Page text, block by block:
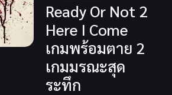
Ready Or Not 2
Here I Come
เกมพร้อมตาย 2
เกมมรณะสุด
ระทึก